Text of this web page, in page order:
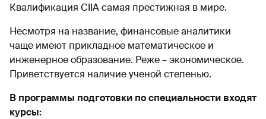
Квалификация CIIA самая престижная в мире.
Несмотря на название, финансовые аналитики
чаще имеют прикладное математическое и
инженерное образование. Реже – экономическое.
Приветствуется наличие ученой степенью.
В программы подготовки по специальности входят
курсы: